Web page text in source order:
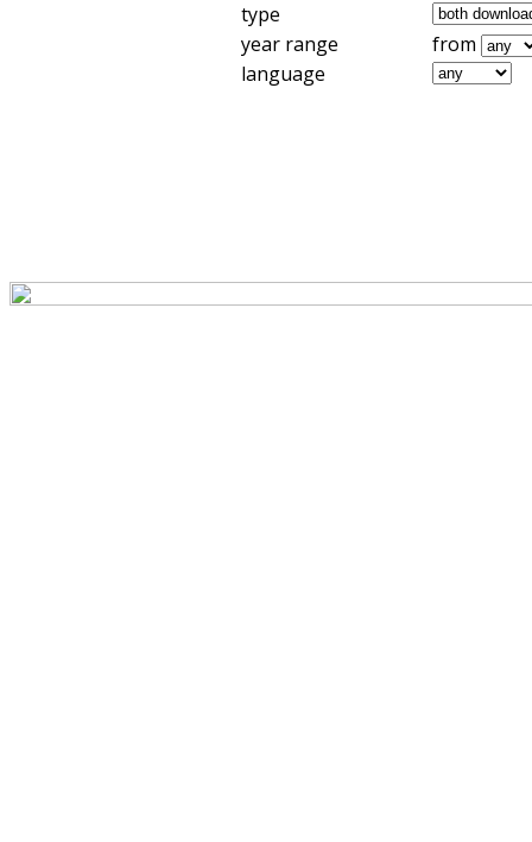
type
year range
from
language